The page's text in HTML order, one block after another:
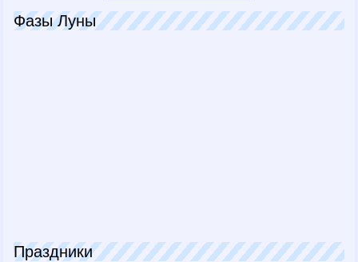
Фазы Луны
Праздники